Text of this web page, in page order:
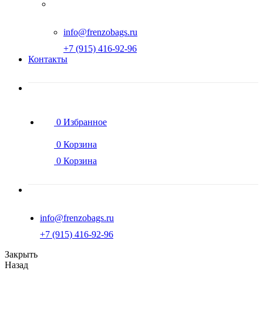
info@frenzobags.ru
‭+7 (915) 416-92-96
Контакты
0 Избранное
0 Корзина
0 Корзина
info@frenzobags.ru
‭+7 (915) 416-92-96
Закрыть
Назад